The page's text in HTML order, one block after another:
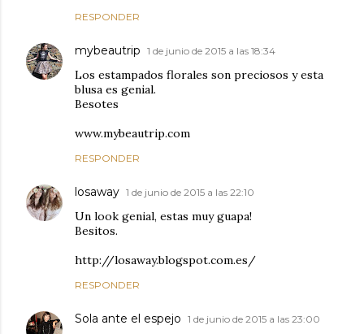
RESPONDER
mybeautrip 1 de junio de 2015 a las 18:34
Los estampados florales son preciosos y esta
blusa es genial.
Besotes
www.mybeautrip.com
RESPONDER
losaway 1 de junio de 2015 a las 22:10
Un look genial, estas muy guapa!
Besitos.
http://losaway.blogspot.com.es/
RESPONDER
Sola ante el espejo 1 de junio de 2015 a las 23:00